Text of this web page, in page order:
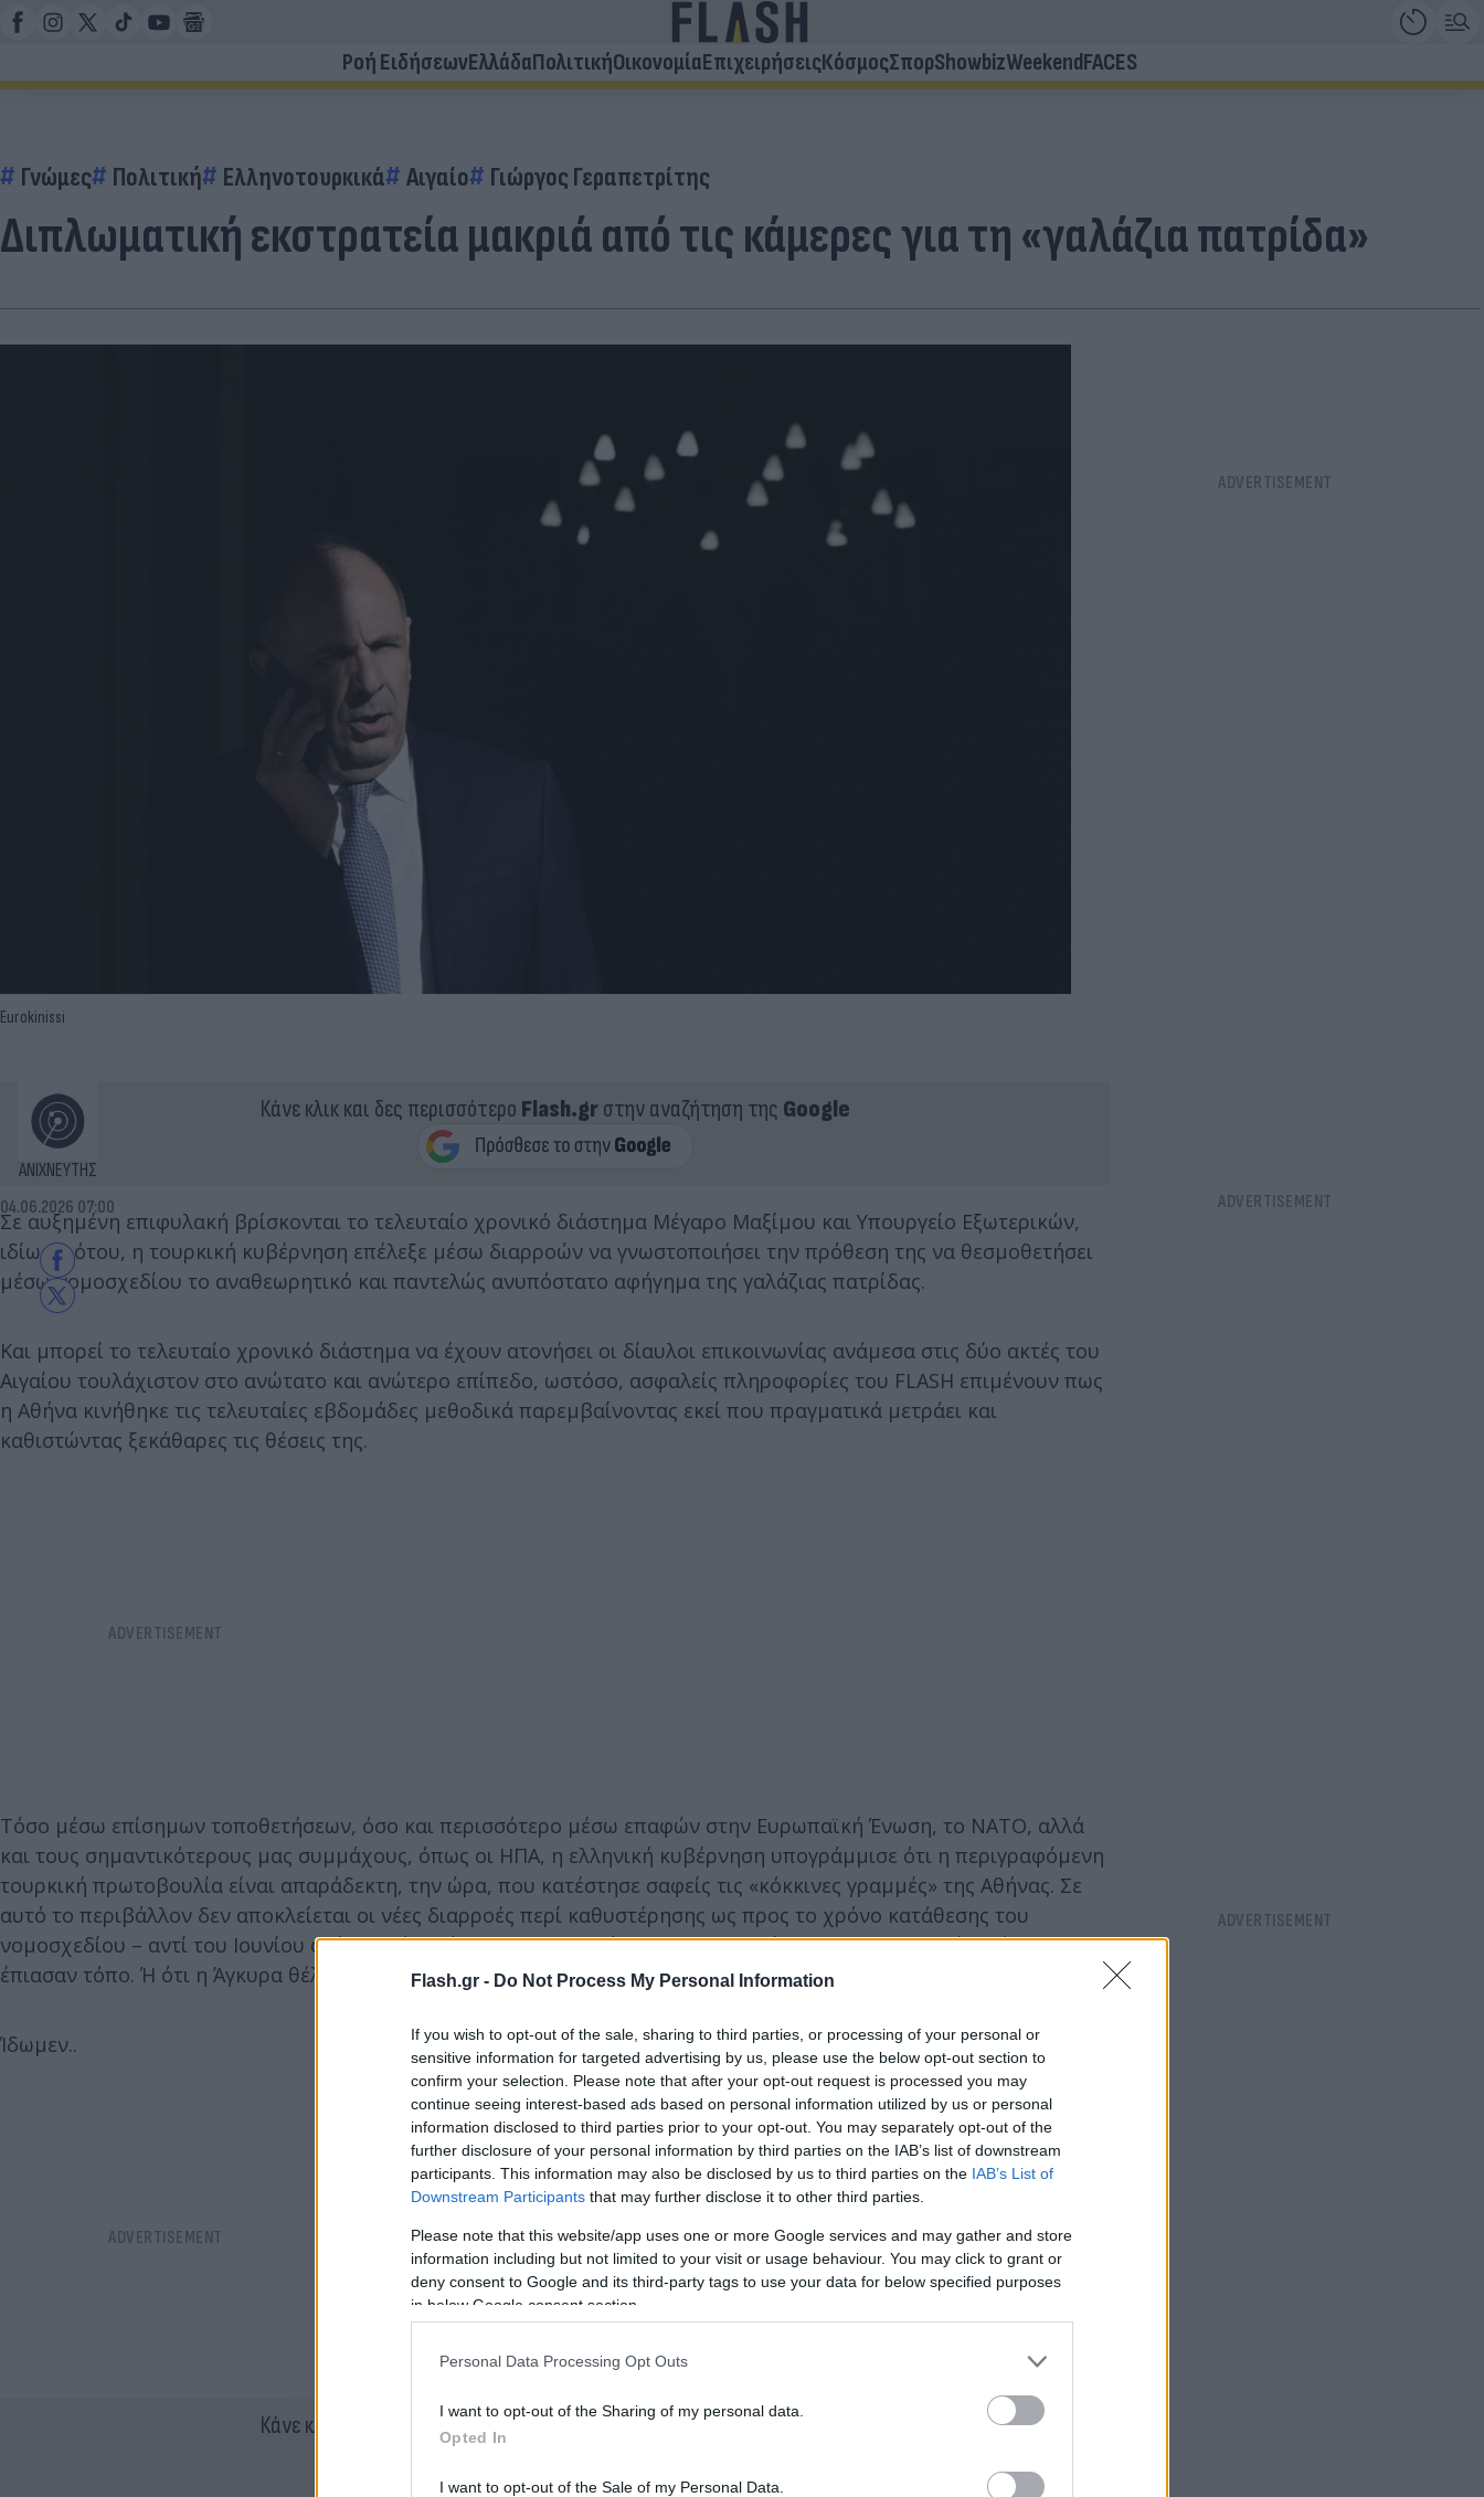
Flash.gr - Do Not Process My Personal Information
If you wish to opt-out of the sale, sharing to third parties, or processing of your personal or
sensitive information for targeted advertising by us, please use the below opt-out section to
confirm your selection. Please note that after your opt-out request is processed you may
continue seeing interest-based ads based on personal information utilized by us or personal
information disclosed to third parties prior to your opt-out. You may separately opt-out of the
further disclosure of your personal information by third parties on the IAB’s list of downstream
participants. This information may also be disclosed by us to third parties on the IAB’s List of
Downstream Participants that may further disclose it to other third parties.
Please note that this website/app uses one or more Google services and may gather and store
information including but not limited to your visit or usage behaviour. You may click to grant or
deny consent to Google and its third-party tags to use your data for below specified purposes
in below Google consent section.
Personal Data Processing Opt Outs
I want to opt-out of the Sharing of my personal data.
Opted In
I want to opt-out of the Sale of my Personal Data.
Ροή ΕιδήσεωνΕλλάδαΠολιτικήΟικονομίαΕπιχειρήσειςΚόσμοςΣπορShowbizWeekendFACES
Γνώμες Πολιτική Ελληνοτουρκικά Αιγαίο Γιώργος Γεραπετρίτης
Διπλωματική εκστρατεία μακριά από τις κάμερες για τη «γαλάζια πατρίδα»
Eurokinissi
ΑΝΙΧΝΕΥΤΗΣ
04.06.2026 07:00
Κάνε κλικ και δες περισσότερο Flash.grστην αναζήτηση της Google
Σε αυξημένη επιφυλακή βρίσκονται το τελευταίο χρονικό διάστημα Μέγαρο Μαξίμου και Υπουργείο Εξωτερικών,
ιδίως α ότου, η τουρκική κυβέρνηση επέλεξε μέσω διαρροών να γνωστοποιήσει την πρόθεση της να θεσμοθετήσει
μέσω νομοσχεδίου το αναθεωρητικό και παντελώς ανυπόστατο αφήγημα της γαλάζιας πατρίδας.
Και μπορεί το τελευταίο χρονικό διάστημα να έχουν ατονήσει οι δίαυλοι επικοινωνίας ανάμεσα στις δύο ακτές του
Αιγαίου τουλάχιστον στο ανώτατο και ανώτερο επίπεδο, ωστόσο, ασφαλείς πληροφορίες του FLASH επιμένουν πως
η Αθήνα κινήθηκε τις τελευταίες εβδομάδες μεθοδικά παρεμβαίνοντας εκεί που πραγματικά μετράει και
καθιστώντας ξεκάθαρες τις θέσεις της.
Τόσο μέσω επίσημων τοποθετήσεων, όσο και περισσότερο μέσω επαφών στην Ευρωπαϊκή Ένωση, το ΝΑΤΟ, αλλά
και τους σημαντικότερους μας συμμάχους, όπως οι ΗΠΑ, η ελληνική κυβέρνηση υπογράμμισε ότι η περιγραφόμενη
τουρκική πρωτοβουλία είναι απαράδεκτη, την ώρα, που κατέστησε σαφείς τις «κόκκινες γραμμές» της Αθήνας. Σε
αυτό το περιβάλλον δεν αποκλείεται οι νέες διαρροές περί καθυστέρησης ως προς το χρόνο κατάθεσης του
νομοσχεδίου – αντί του Ιουνίου φαίνεται ότι πάει προς το Φθινόπωρο – να σημαίνει πως οι ελληνικές πιέσεις
έπιασαν τόπο. Ή ότι η Άγκυρα θέλει όχι μόνο να χαλάσει αλλά και να θολώσει τα «ήρεμα νερά».
Ίδωμεν..
Κάνε κλικ και δες περισσότεροFlash.grστην αναζήτηση τηςGoogle